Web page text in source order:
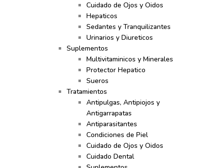
Cuidado de Ojos y Oidos
Hepaticos
Sedantes y Tranquilizantes
Urinarios y Diureticos
Suplementos
Multivitaminicos y Minerales
Protector Hepatico
Sueros
Tratamientos
Antipulgas, Antipiojos y
Antigarrapatas
Antiparasitantes
Condiciones de Piel
Cuidado de Ojos y Oidos
Cuidado Dental